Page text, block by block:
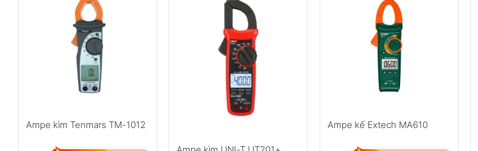
Ampe kìm Tenmars TM-1012 Ampe kế Extech MA610